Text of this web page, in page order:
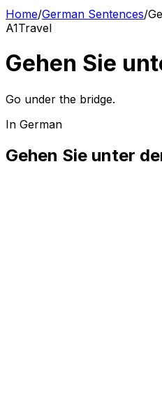
Home/German Sentences/
A1Travel
Gehen Sie
Go under the bridge.
In German
Gehen Sie unter